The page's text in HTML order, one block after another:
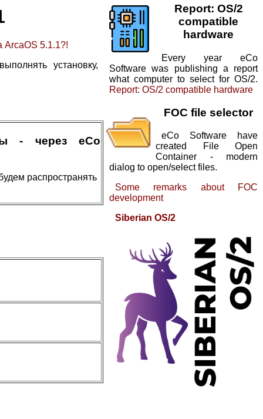
ArcaOS 5.1.1?!
установку,
- через eCo
распространять
Report: OS/2
compatible
hardware
Every year eCo
Software was publishing a report
what computer to select for OS/2.
Report: OS/2 compatible hardware
FOC file selector
eCo Software have
created File Open
Container - modern
dialog to open/select files.
Some remarks about FOC
development
Siberian OS/2